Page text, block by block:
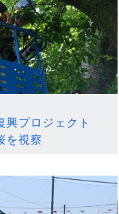
興プロジェクト
を視察